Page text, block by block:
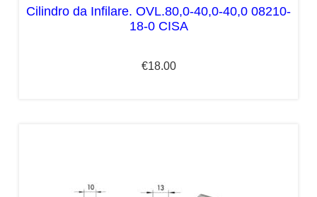
Cilindro da Infilare. OVL.80,0-40,0-40,0 08210-
18-0 CISA
€18.00